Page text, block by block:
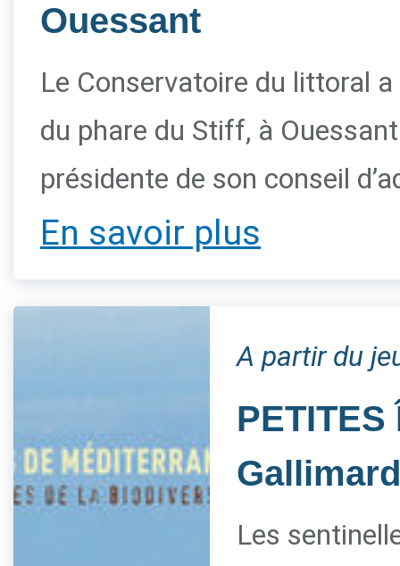
Ouessant
Le Conservatoire du littoral
du phare du Stiff, à
présidente de son conseil
En savoir plus
A partir du
Gallimard
Les